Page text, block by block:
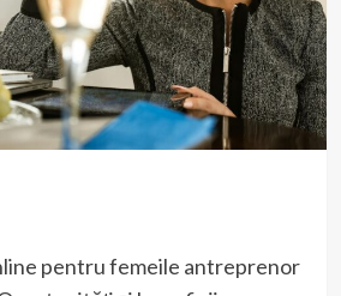
pentru femeile antreprenor